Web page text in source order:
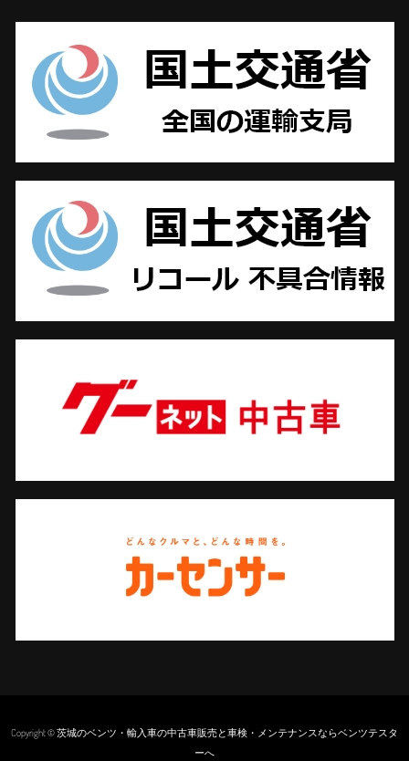
Copyright © 茨城のベンツ・輸入車の中古車販売と車検・メンテナンスならベンツテスタ
ーへ